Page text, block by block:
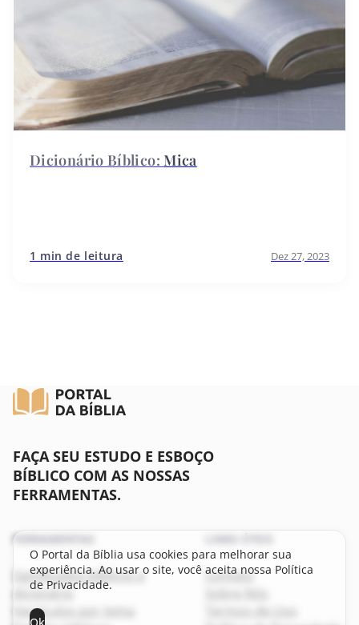
Mica
1 min de leitura Dez 27, 2023
FAÇA SEU ESTUDO E ESBOÇO
BÍBLICO COM AS NOSSAS
FERRAMENTAS.
FERRAMENTAS
Significados bíblicos e
dicionário
Versículos por tema
LINKS ÚTEIS
Contato
Termos de Uso
O Portal da Bíblia usa cookies para melhorar sua
experiência. Ao usar o site, você aceita nossa Política
de Privacidade.